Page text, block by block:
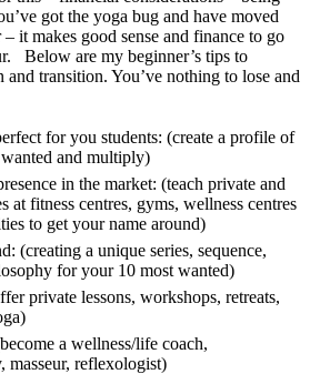
got the yoga bug and have moved
it makes good sense and finance to go
Below are my beginner’s tips to
transition. You’ve nothing to lose and
for you students: (create a profile of
and multiply)
in the market: (teach private and
at fitness centres, gyms, wellness centres
to get your name around)
(creating a unique series, sequence,
for your 10 most wanted)
private lessons, workshops, retreats,
a wellness/life coach,
masseur, reflexologist)